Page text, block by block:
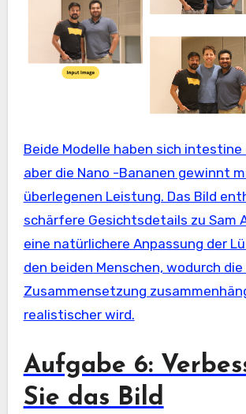
Beide Modelle haben sich
aber die Nano -Bananen gewinnt
überlegenen Leistung. Das Bild
schärfere Gesichtsdetails zu Sam
eine natürlichere Anpassung der
den beiden Menschen, wodurch
Zusammensetzung
realistischer wird.
Aufgabe 6:
Sie das Bild